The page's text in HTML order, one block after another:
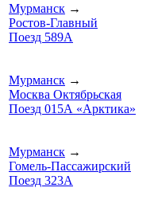
Мурманск →
Ростов-Главный
Поезд 589А
Мурманск →
Москва Октябрьская
Поезд 015А «Арктика»
Мурманск →
Гомель-Пассажирский
Поезд 323А